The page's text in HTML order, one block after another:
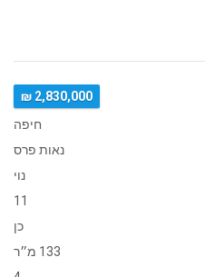
2,830,000 ₪
חיפה
נאות פרס
נוי
11
כן
133 מ״ר